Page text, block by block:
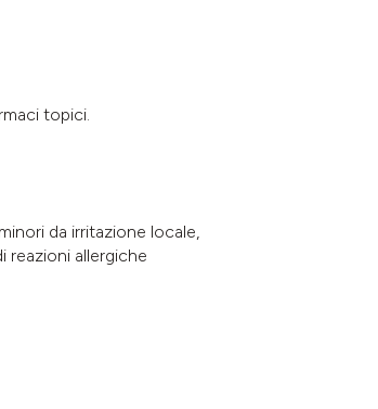
topici.
da irritazione locale,
reazioni allergiche